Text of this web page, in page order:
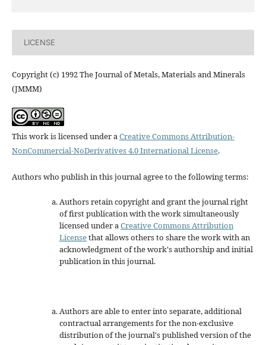
LICENSE
Copyright (c) 1992 The Journal of Metals, Materials and Minerals
(JMMM)
This work is licensed under aCreative Commons Attribution-
NonCommercial-NoDerivatives 4.0 International License.
Authors who publish in this journal agree to the following terms:
Authors retain copyright and grant the journal right
of first publication with the work simultaneously
licensed under aCreative Commons Attribution
Licensethat allows others to share the work with an
acknowledgment of the work's authorship and initial
publication in this journal.
Authors are able to enter into separate, additional
contractual arrangements for the non-exclusive
distribution of the journal's published version of the